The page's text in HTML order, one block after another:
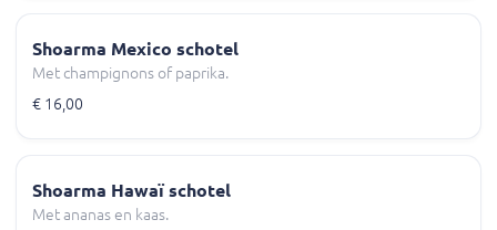
Shoarma Mexico schotel
Met champignons of paprika.
€ 16,00
Shoarma Hawaï schotel
Met ananas en kaas.